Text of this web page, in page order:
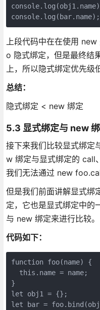
上段代码中在在使用
o 隐式绑定，但是最终结
上，所以隐式绑定优先级
总结：
隐式绑定 < new 绑定
5.3 显式绑定与 new
接下来我们比较显式绑定
w 绑定与显式绑定的 call
我们无法通过 new
但是我们前面讲解显式绑
定，它也是显式绑定中的
与 new 绑定来进行比较。
代码如下：
function foo(name) {
  this.name = name;
}
let obj1 = {};
let bar =